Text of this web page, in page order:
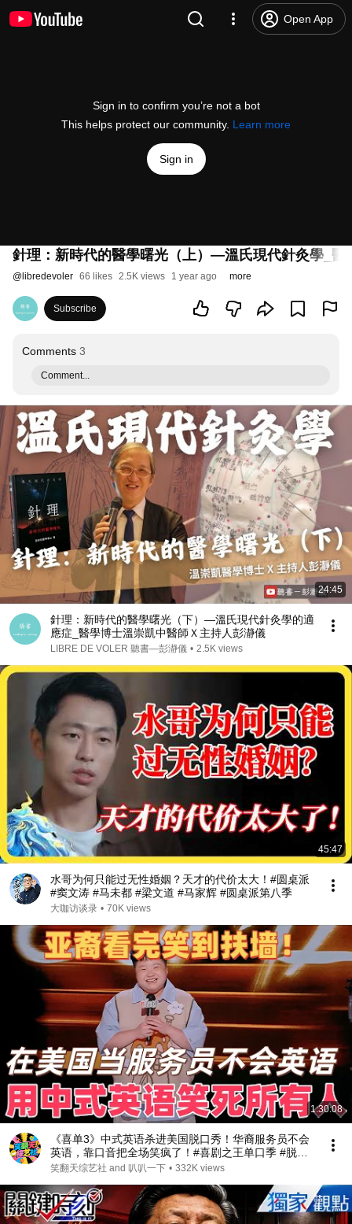
Open App
Sign in to confirm you’re not a bot
This helps protect our community. Learn more
Sign in
針理：新時代的醫學曙光（上）—溫氏現代針灸學_醫
@ libredevoler 66 likes 2.5K views 1 year ago more
Subscribe
Comments 3
Comment...
24:45
針理：新時代的醫學曙光（下）—溫氏現代針灸學的適
應症_醫學博士溫崇凱中醫師Ｘ主持人彭瀞儀
LIBRE DE VOLER 聽書—彭瀞儀 • 2.5K views
45:47
水哥为何只能过无性婚姻？天才的代价太大！#圆桌派
#窦文涛 #马未都 #梁文道 #马家辉 #圆桌派第八季
大咖访谈录 • 70K views
1:30:08
《喜单3》中式英语杀进美国脱口秀！华裔服务员不会
英语，靠口音把全场笑疯了！#喜剧之王单口季 #脱口
秀 #搞笑 #喜剧 #funny #综艺
笑翻天综艺社 and 叭叭一下 • 332K views